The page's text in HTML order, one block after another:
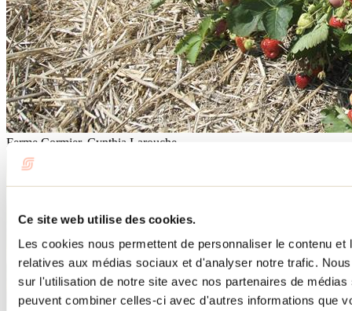
Ce site web utilise des cookies.
Les cookies nous permettent de personnaliser le contenu
relatives aux médias sociaux et d'analyser notre trafic.
sur l'utilisation de notre site avec nos partenaires de
peuvent combiner celles-ci avec d'autres informations que
Ferme Cormier, Cynthia Larouche